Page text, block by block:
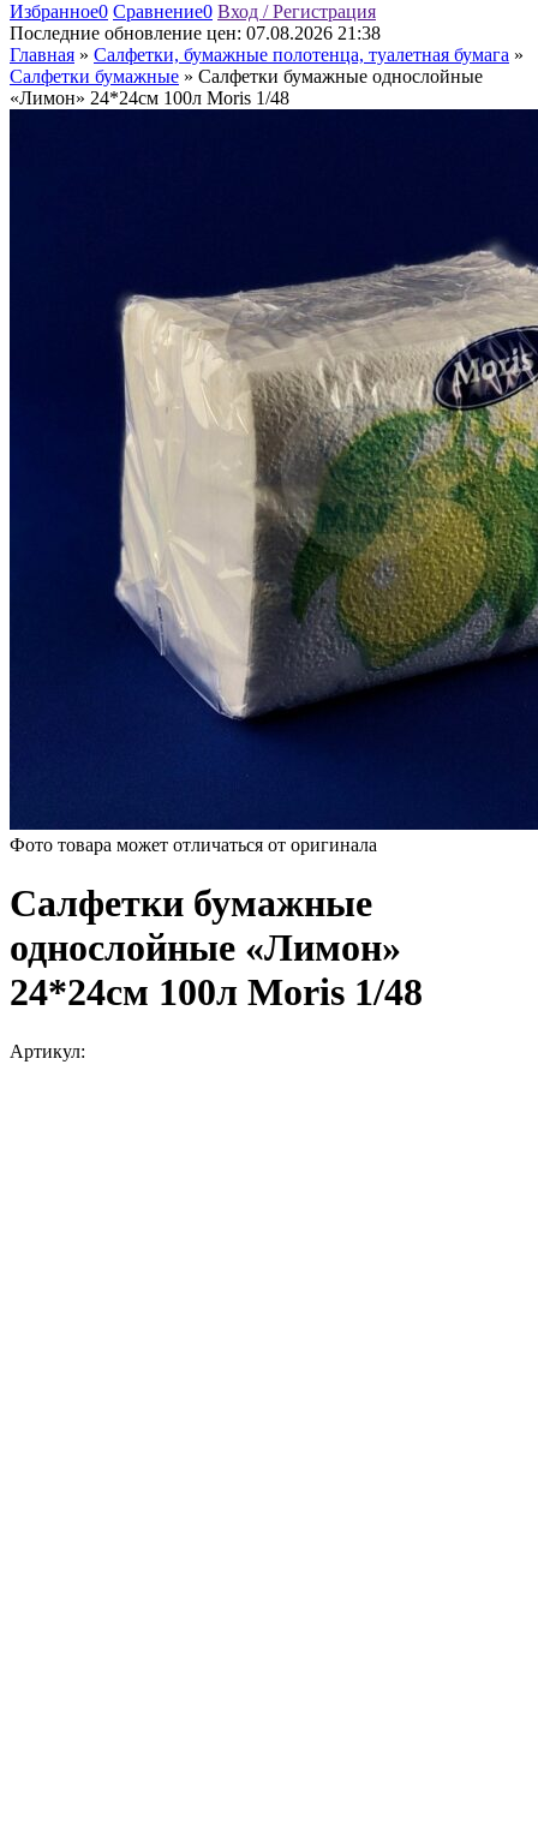
Избранное0 Сравнение0 Вход / Регистрация
Последние обновление цен: 07.08.2026 21:38
Главная » Салфетки, бумажные полотенца, туалетная бумага »
Салфетки бумажные » Салфетки бумажные однослойные
«Лимон» 24*24см 100л Moris 1/48
Фото товара может отличаться от оригинала
Салфетки бумажные
однослойные «Лимон»
24*24см 100л Moris 1/48
Артикул: